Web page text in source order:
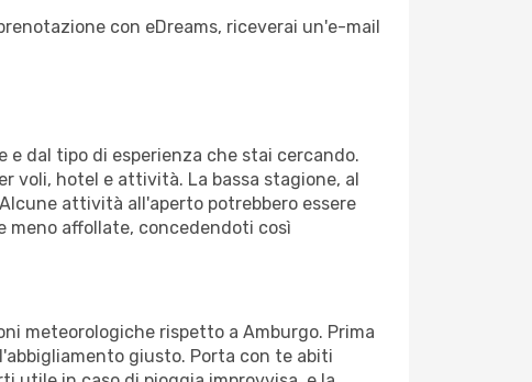
con eDreams, riceverai un'e-mail
dal tipo di esperienza che stai cercando.
voli, hotel e attività. La bassa stagione, al
attività all'aperto potrebbero essere
meno affollate, concedendoti così
meteorologiche rispetto a Amburgo. Prima
giusto. Porta con te abiti